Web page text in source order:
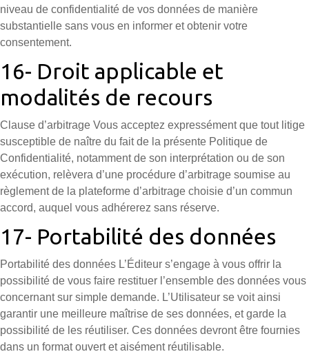
niveau de confidentialité de vos données de manière
substantielle sans vous en informer et obtenir votre
consentement.
16- Droit applicable et
modalités de recours
Clause d’arbitrage Vous acceptez expressément que tout litige
susceptible de naître du fait de la présente Politique de
Confidentialité, notamment de son interprétation ou de son
exécution, relèvera d’une procédure d’arbitrage soumise au
règlement de la plateforme d’arbitrage choisie d’un commun
accord, auquel vous adhérerez sans réserve.
17- Portabilité des données
Portabilité des données L’Éditeur s’engage à vous offrir la
possibilité de vous faire restituer l’ensemble des données vous
concernant sur simple demande. L’Utilisateur se voit ainsi
garantir une meilleure maîtrise de ses données, et garde la
possibilité de les réutiliser. Ces données devront être fournies
dans un format ouvert et aisément réutilisable.